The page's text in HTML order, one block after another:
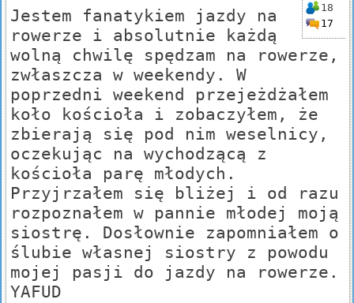
18
17
Jestem fanatykiem jazdy na
rowerze i absolutnie każdą
wolną chwilę spędzam na rowerze,
zwłaszcza w weekendy. W
poprzedni weekend przejeżdżałem
koło kościoła i zobaczyłem, że
zbierają się pod nim weselnicy,
oczekując na wychodzącą z
kościoła parę młodych.
Przyjrzałem się bliżej i od razu
rozpoznałem w pannie młodej moją
siostrę. Dosłownie zapomniałem o
ślubie własnej siostry z powodu
mojej pasji do jazdy na rowerze.
YAFUD